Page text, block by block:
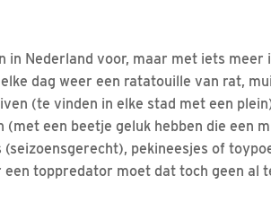
in Nederland voor, maar met iets meer
dag weer een ratatouille van rat,
(te vinden in elke stad met een
een beetje geluk hebben die een
pekineesjes of
een toppredator moet dat toch geen al